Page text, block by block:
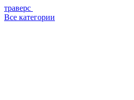
траверс
Все категории